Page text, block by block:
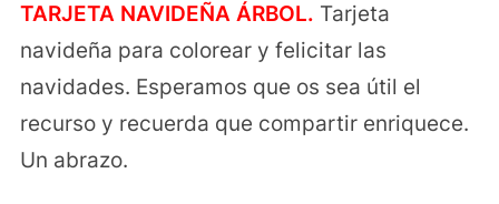
TARJETA NAVIDEÑA ÁRBOL. Tarjeta
navideña para colorear y felicitar las
navidades. Esperamos que os sea útil el
recurso y recuerda que compartir enriquece.
Un abrazo.